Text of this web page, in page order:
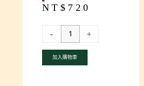
NT$ 720
-
豚
鮑
+
加入購物車